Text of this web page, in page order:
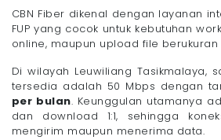
CBN Fiber dikenal dengan layanan
FUP yang cocok untuk kebutuhan
online, maupun upload file berukuran
Di wilayah Leuwiliang Tasikmalaya,
tersedia adalah 50 Mbps dengan
per bulan. Keunggulan utamanya
dan download 1:1, sehingga
mengirim maupun menerima data.